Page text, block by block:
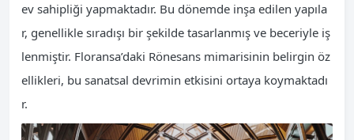
ev sahipliği yapmaktadır. Bu dönemde inşa edilen yapıla
r, genellikle sıradışı bir şekilde tasarlanmış ve beceriyle iş
lenmiştir. Floransa’daki Rönesans mimarisinin belirgin öz
ellikleri, bu sanatsal devrimin etkisini ortaya koymaktadı
r.